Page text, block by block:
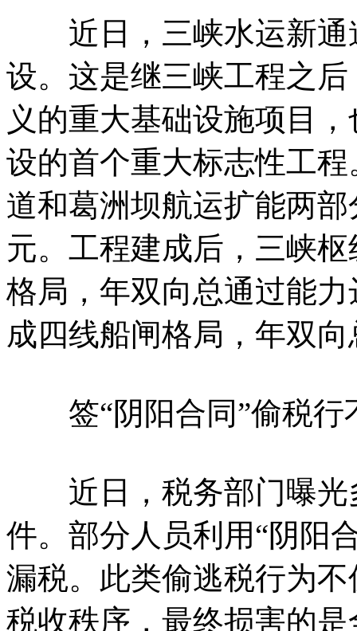
近日，三峡水运新通
设。这是继三峡工程之
义的重大基础设施项目
设的首个重大标志性工
道和葛洲坝航运扩能两
元。工程建成后，三峡
格局，年双向总通过能
成四线船闸格局，年双
签“阴阳合同”偷税行
近日，税务部门曝光
件。部分人员利用“阴阳
漏税。此类偷逃税行为
税收秩序，最终损害的